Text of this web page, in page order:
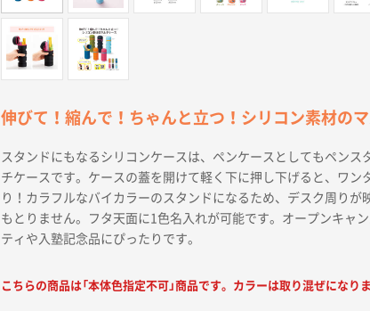
伸びて！縮んで！ちゃんと立つ！シリコン素材の
スタンドにもなるシリコンケースは、ペンケースとしてもペンス
チケースです。ケースの蓋を開けて軽く下に押し下げると、ワン
り！カラフルなバイカラーのスタンドになるため、デスク周りが
もとりません。フタ天面に1色名入れが可能です。オープンキャ
ティや入塾記念品にぴったりです。
こちらの商品は「本体色指定不可」商品です。カラーは取り混ぜになりま